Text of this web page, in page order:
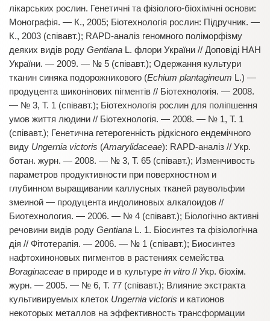
лікарських рослин. Генетичні та фізіолого-біохімічні основи:
Монографія. — К., 2005; Біотехнологія рослин: Підручник. —
К., 2003 (співавт.); RAPD-аналіз геномного поліморфізму
деяких видів роду Gentiana L. флори України // Доповіді НАН
України. — 2009. — № 5 (співавт.); Одержання культури
тканин синяка подорожникового (Echium plantagineum L.) —
продуцента шиконінових пігментів // Біотехнологія. — 2008.
— № 3, Т. 1 (співавт.); Біотехнологія рослин для поліпшення
умов життя людини // Біотехнологія. — 2008. — № 1, Т. 1
(співавт.); Генетична гетерогенність рідкісного ендемічного
виду Ungernia victoris (Amarylidaceae): RAPD-аналіз // Укр.
ботан. журн. — 2008. — № 3, Т. 65 (співавт.); Изменчивость
параметров продуктивности при поверхностном и
глубинном выращивании каллусных тканей раувольфии
змеиной — продуцента индолиновых алкалоидов //
Биотехнология. — 2006. — № 4 (співавт.); Біологічно активні
речовини видів роду Gentiana L. 1. Біосинтез та фізіологічна
дія // Фітотерапія. — 2006. — № 1 (співавт.); Биосинтез
нафтохиноновых пигментов в растениях семейства
Boraginaceae в природе и в культуре in vitro // Укр. біохім.
журн. — 2005. — № 6, Т. 77 (співавт.); Влияние экстракта
культивируемых клеток Ungernia victoris и катионов
некоторых металлов на эффективность трансформации